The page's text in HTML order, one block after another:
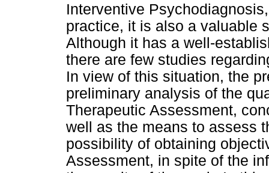
Interventive
practice, it is also a valuable
Although it has a well-
there are few studies
In view of this situation, the
preliminary analysis of the
Therapeutic Assessment,
well as the means to assess
possibility of obtaining
Assessment, in spite of the